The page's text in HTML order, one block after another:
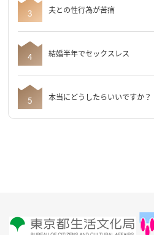
夫との性行為が苦痛
結婚半年でセックスレス
本当にどうしたらいいですか？